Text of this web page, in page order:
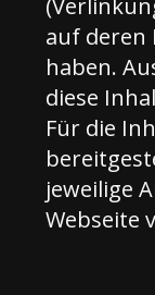
auf deren
haben.
diese
Für die
jeweilige
Webseite